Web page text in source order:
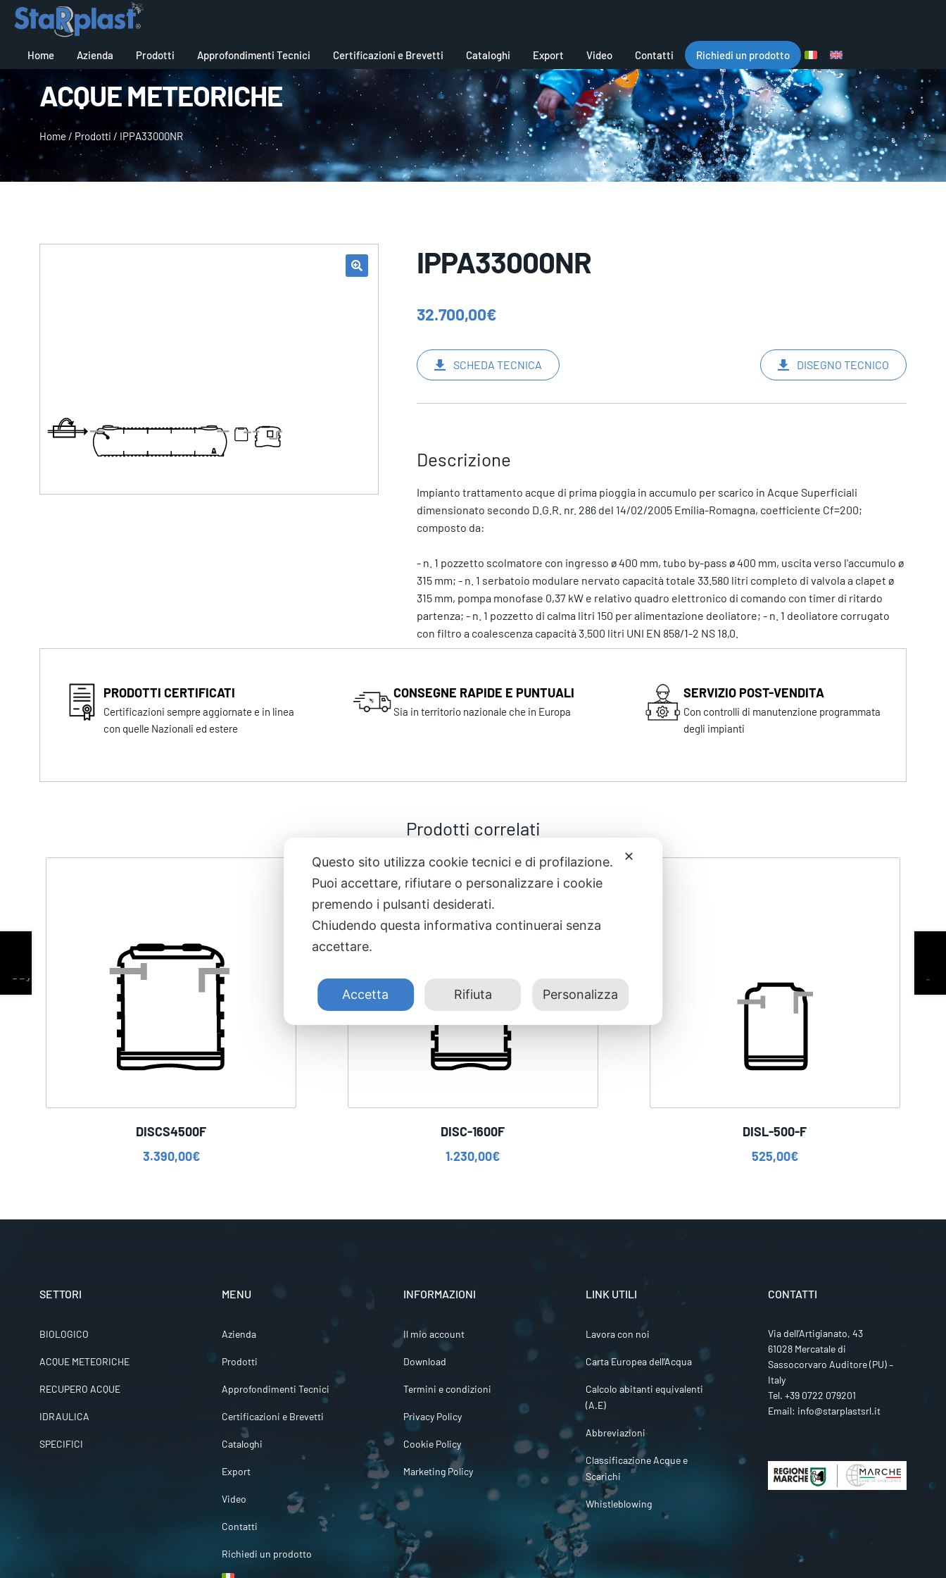
Home Azienda Prodotti Approfondimenti Tecnici Certificazioni e Brevetti Cataloghi Export Video Contatti Richiedi un prodotto
ACQUE METEORICHE
Home / Prodotti / IPPA33000NR
IPPA33000NR
32.700,00€
SCHEDA TECNICA DISEGNO TECNICO
Descrizione
Impianto trattamento acque di prima pioggia in accumulo per scarico in Acque Superficiali
dimensionato secondo D.G.R. nr. 286 del 14/02/2005 Emilia-Romagna, coefficiente Cf=200;
composto da:
- n. 1 pozzetto scolmatore con ingresso ø 400 mm, tubo by-pass ø 400 mm, uscita verso l'accumulo ø
315 mm; - n. 1 serbatoio modulare nervato capacità totale 33.580 litri completo di valvola a clapet ø
315 mm, pompa monofase 0,37 kW e relativo quadro elettronico di comando con timer di ritardo
partenza; - n. 1 pozzetto di calma litri 150 per alimentazione deoliatore; - n. 1 deoliatore corrugato
con filtro a coalescenza capacità 3.500 litri UNI EN 858/1-2 NS 18,0.
PRODOTTI CERTIFICATI
Certificazioni sempre aggiornate e in linea
con quelle Nazionali ed estere
CONSEGNE RAPIDE E PUNTUALI
Sia in territorio nazionale che in Europa
SERVIZIO POST-VENDITA
Con controlli di manutenzione programmata
degli impianti
Prodotti correlati
DISCS4500F
3.390,00€
DISC-1600F
1.230,00€
DISL-500-F
525,00€
SETTORI
BIOLOGICO
ACQUE METEORICHE
RECUPERO ACQUE
IDRAULICA
SPECIFICI
MENU
Azienda
Prodotti
Approfondimenti Tecnici
Certificazioni e Brevetti
Cataloghi
Export
Video
Contatti
Richiedi un prodotto
INFORMAZIONI
Il mio account
Download
Termini e condizioni
Privacy Policy
Cookie Policy
Marketing Policy
LINK UTILI
Lavora con noi
Carta Europea dell’Acqua
Calcolo abitanti equivalenti
(A.E)
Abbreviazioni
Classificazione Acque e
Scarichi
Whistleblowing
CONTATTI
Via dell’Artigianato, 43
61028 Mercatale di
Sassocorvaro Auditore (PU) –
Italy
Tel. +39 0722 079201
Email: info@starplastsrl.it
✕
Questo sito utilizza cookie tecnici e di profilazione.
Puoi accettare, rifiutare o personalizzare i cookie
premendo i pulsanti desiderati.
Chiudendo questa informativa continuerai senza
accettare.
Accetta Rifiuta Personalizza